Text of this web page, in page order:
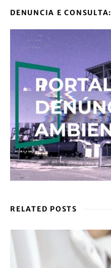
DENUNCIA E CONSULTA:
RELATED POSTS